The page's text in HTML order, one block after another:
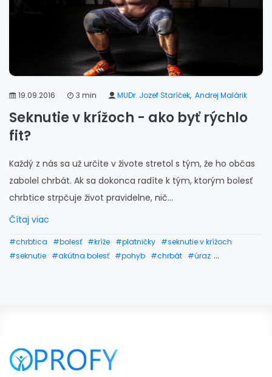
19.09.2016 3 min MUDr. Jozef Staríček, Andrej Malárik
Seknutie v krížoch - ako byť rýchlo
fit?
Každý z nás sa už určite v živote stretol s tým, že ho občas
zabolel chrbát. Ak sa dokonca radíte k tým, ktorým bolesť
chrbtice strpčuje život pravidelne, nič...
Čítaj viac
#chrbtica #bolesť #kríže #platničky #seknutie v krížoch
#seknutie #akútna bolesť #pohyb #chrbát #úraz